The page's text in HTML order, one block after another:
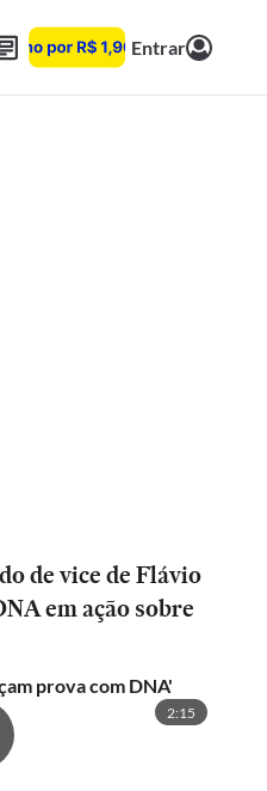
Entrar
de vice de Flávio
em ação sobre
prova com DNA'
2:15